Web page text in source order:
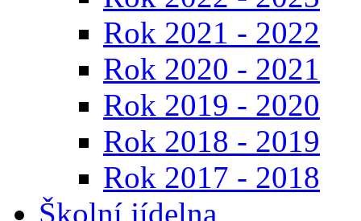
Rok 2021 - 2022
Rok 2020 - 2021
Rok 2019 - 2020
Rok 2018 - 2019
Rok 2017 - 2018
Školní jídelna